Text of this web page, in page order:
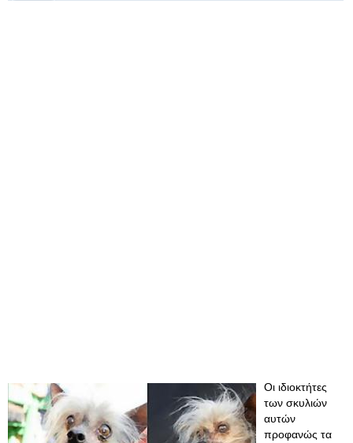
Οι ιδιοκτήτες
των σκυλιών
αυτών
προφανώς τα